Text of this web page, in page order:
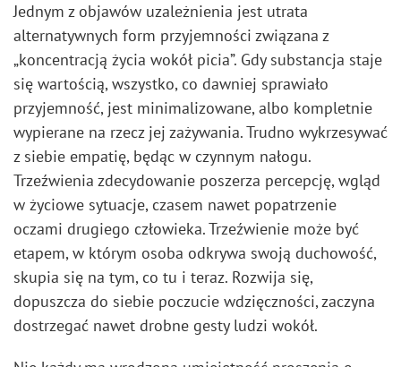
Jednym z objawów uzależnienia jest utrata
alternatywnych form przyjemności związana z
„koncentracją życia wokół picia”. Gdy substancja staje
się wartością, wszystko, co dawniej sprawiało
przyjemność, jest minimalizowane, albo kompletnie
wypierane na rzecz jej zażywania. Trudno wykrzesywać
z siebie empatię, będąc w czynnym nałogu.
Trzeźwienia zdecydowanie poszerza percepcję, wgląd
w życiowe sytuacje, czasem nawet popatrzenie
oczami drugiego człowieka. Trzeźwienie może być
etapem, w którym osoba odkrywa swoją duchowość,
skupia się na tym, co tu i teraz. Rozwija się,
dopuszcza do siebie poczucie wdzięczności, zaczyna
dostrzegać nawet drobne gesty ludzi wokół.